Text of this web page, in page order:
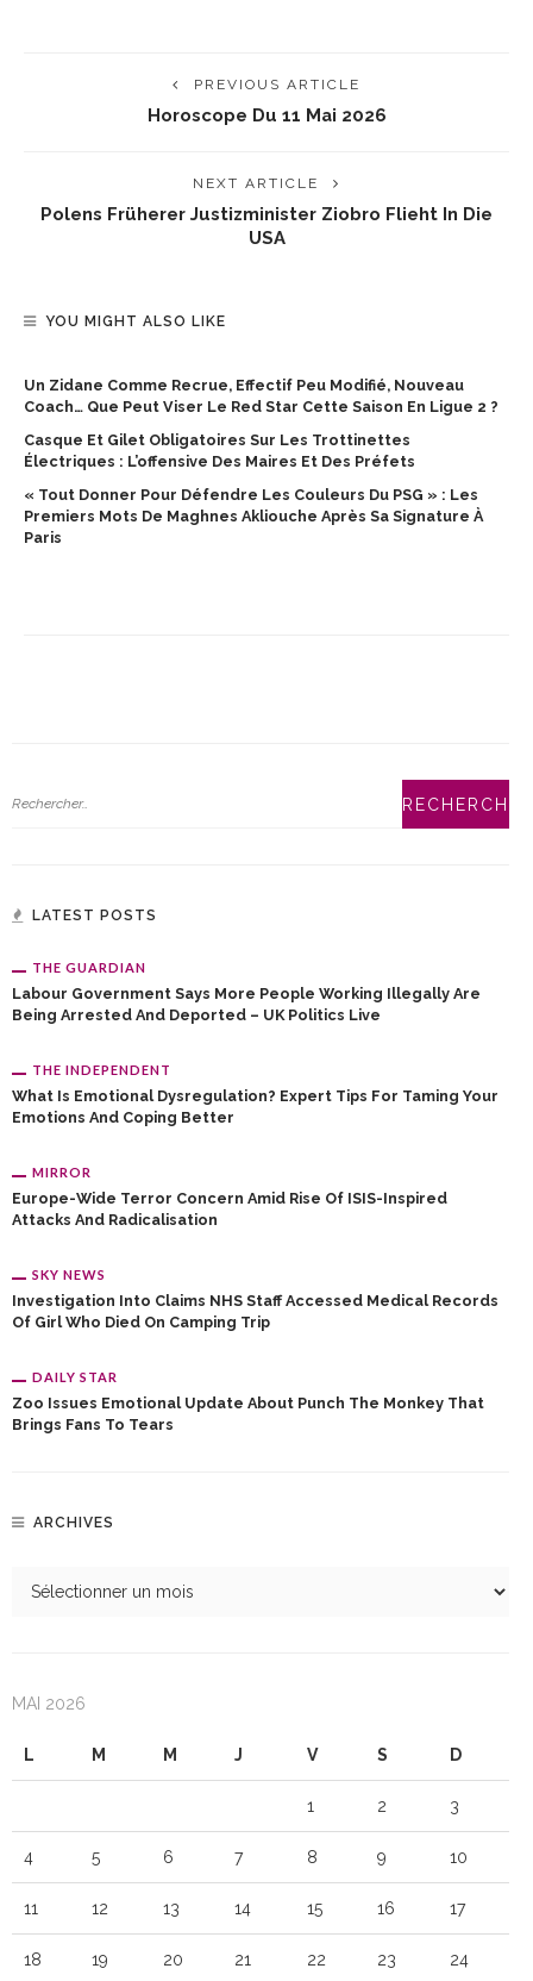
PREVIOUS ARTICLE
Horoscope Du 11 Mai 2026
NEXT ARTICLE
Polens Früherer Justizminister Ziobro Flieht In Die
USA
YOU MIGHT ALSO LIKE
Un Zidane Comme Recrue, Effectif Peu Modifié, Nouveau
Coach… Que Peut Viser Le Red Star Cette Saison En Ligue 2 ?
Casque Et Gilet Obligatoires Sur Les Trottinettes
Électriques : L’offensive Des Maires Et Des Préfets
« Tout Donner Pour Défendre Les Couleurs Du PSG » : Les
Premiers Mots De Maghnes Akliouche Après Sa Signature À
Paris
LATEST POSTS
THE GUARDIAN
Labour Government Says More People Working Illegally Are
Being Arrested And Deported – UK Politics Live
THE INDEPENDENT
What Is Emotional Dysregulation? Expert Tips For Taming Your
Emotions And Coping Better
MIRROR
Europe-Wide Terror Concern Amid Rise Of ISIS-Inspired
Attacks And Radicalisation
SKY NEWS
Investigation Into Claims NHS Staff Accessed Medical Records
Of Girl Who Died On Camping Trip
DAILY STAR
Zoo Issues Emotional Update About Punch The Monkey That
Brings Fans To Tears
ARCHIVES
MAI 2026
L M M J V S D
1 2 3
4 5 6 7 8 9 10
11 12 13 14 15 16 17
18 19 20 21 22 23 24